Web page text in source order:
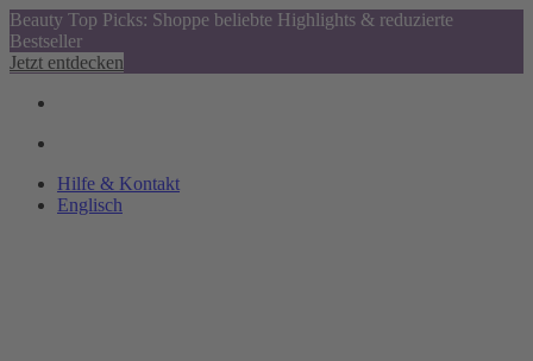
Beauty Top Picks: Shoppe beliebte Highlights & reduzierte
Bestseller
Jetzt entdecken
Hilfe & Kontakt
Englisch